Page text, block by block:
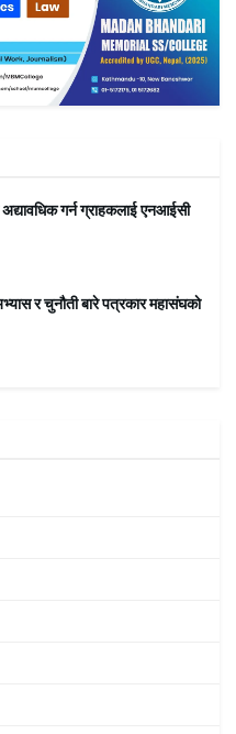
गर्न ग्राहकलाई एनआईसी
र चुनौती बारे पत्रकार महासंघकाे